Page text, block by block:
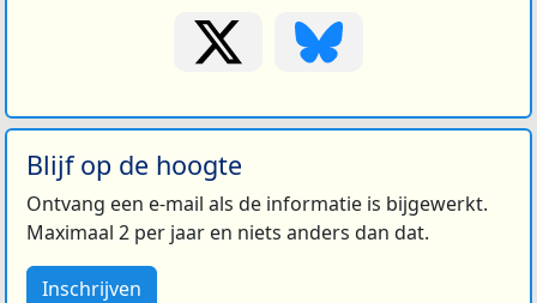
Blijf op de hoogte
Ontvang een e-mail als de informatie is bijgewerkt.
Maximaal 2 per jaar en niets anders dan dat.
Inschrijven